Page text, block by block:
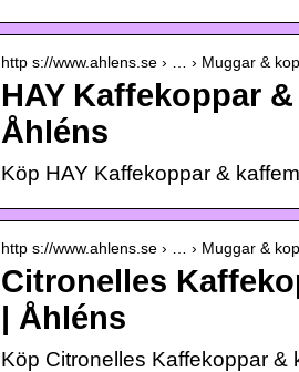
http s://www.ahlens.se › … › Muggar &
HAY Kaffekoppar
Åhléns
Köp HAY Kaffekoppar &
http s://www.ahlens.se › … › Muggar &
Citronelles
| Åhléns
Köp Citronelles Kaffekoppar